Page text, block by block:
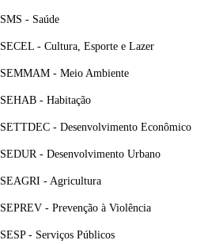
SMS - Saúde
SECEL - Cultura, Esporte e Lazer
SEMMAM - Meio Ambiente
SEHAB - Habitação
SETTDEC - Desenvolvimento Econômico
SEDUR - Desenvolvimento Urbano
SEAGRI - Agricultura
SEPREV - Prevenção à Violência
SESP - Serviços Públicos